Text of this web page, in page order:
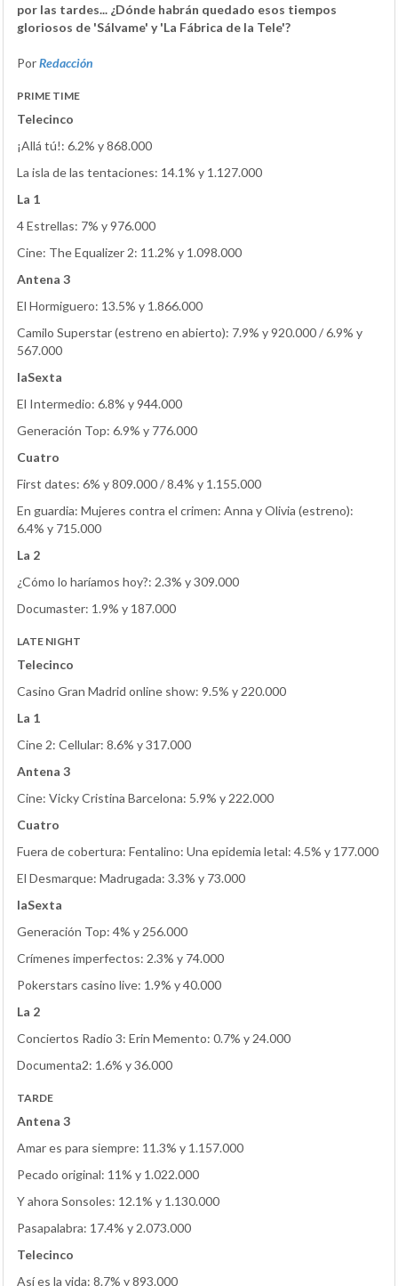
por las tardes... ¿Dónde habrán quedado esos tiempos
gloriosos de 'Sálvame' y 'La Fábrica de la Tele'?
PorRedacción
PRIME TIME
Telecinco
¡Allá tú!: 6.2% y 868.000
La isla de las tentaciones: 14.1% y 1.127.000
La 1
4 Estrellas: 7% y 976.000
Cine: The Equalizer 2: 11.2% y 1.098.000
Antena 3
El Hormiguero: 13.5% y 1.866.000
Camilo Superstar (estreno en abierto): 7.9% y 920.000 / 6.9% y
567.000
laSexta
El Intermedio: 6.8% y 944.000
Generación Top: 6.9% y 776.000
Cuatro
First dates: 6% y 809.000 / 8.4% y 1.155.000
En guardia: Mujeres contra el crimen: Anna y Olivia (estreno):
6.4% y 715.000
La 2
¿Cómo lo haríamos hoy?: 2.3% y 309.000
Documaster: 1.9% y 187.000
LATE NIGHT
Telecinco
Casino Gran Madrid online show: 9.5% y 220.000
La 1
Cine 2: Cellular: 8.6% y 317.000
Antena 3
Cine: Vicky Cristina Barcelona: 5.9% y 222.000
Cuatro
Fuera de cobertura: Fentalino: Una epidemia letal: 4.5% y 177.000
El Desmarque: Madrugada: 3.3% y 73.000
laSexta
Generación Top: 4% y 256.000
Crímenes imperfectos: 2.3% y 74.000
Pokerstars casino live: 1.9% y 40.000
La 2
Conciertos Radio 3: Erin Memento: 0.7% y 24.000
Documenta2: 1.6% y 36.000
TARDE
Antena 3
Amar es para siempre: 11.3% y 1.157.000
Pecado original: 11% y 1.022.000
Y ahora Sonsoles: 12.1% y 1.130.000
Pasapalabra: 17.4% y 2.073.000
Telecinco
Así es la vida: 8.7% y 893.000